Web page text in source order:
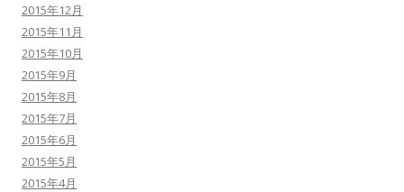
2015年12月
2015年11月
2015年10月
2015年9月
2015年8月
2015年7月
2015年6月
2015年5月
2015年4月